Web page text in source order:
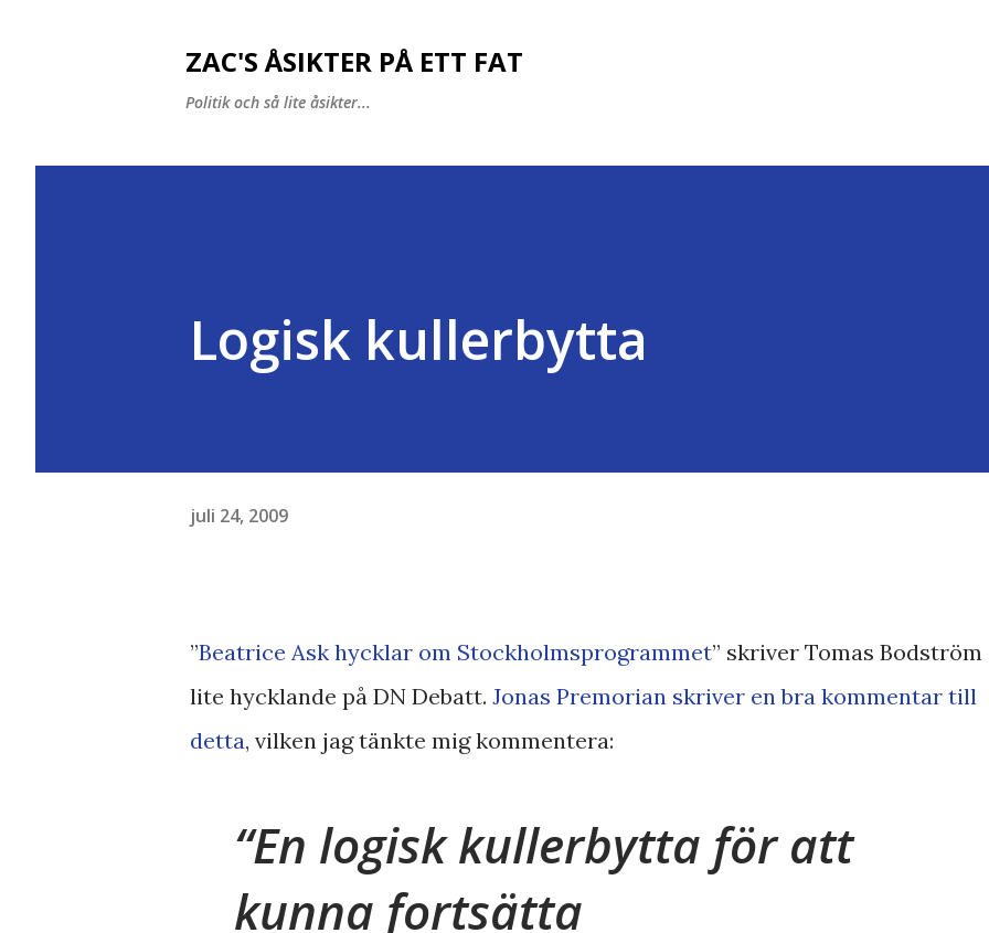
ZAC'S ÅSIKTER PÅ ETT FAT
Politik och så lite åsikter...
Logisk kullerbytta
juli 24, 2009
”Beatrice Ask hycklar om Stockholmsprogrammet” skriver Tomas Bodström
lite hycklande på DN Debatt. Jonas Premorian skriver en bra kommentar till
detta, vilken jag tänkte mig kommentera:
En logisk kullerbytta för att
kunna fortsätta